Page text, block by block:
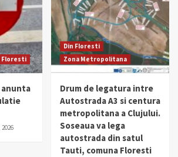
Floresti
anunta
2026
Din Floresti
Zona Metropolitana
Drum de legatura intre
Autostrada A3 si centura
metropolitana a Clujului.
Soseaua va lega
autostrada din satul
Tauti, comuna Floresti